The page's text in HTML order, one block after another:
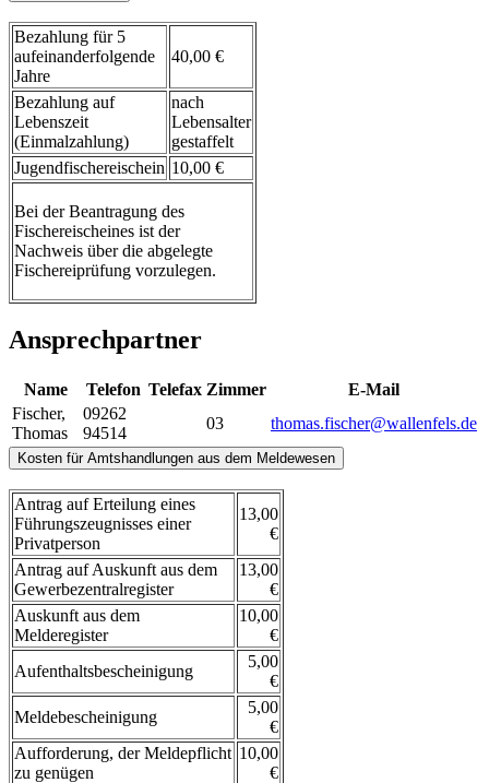
Bezahlung für 5
aufeinanderfolgende
Jahre
40,00 €
Bezahlung auf
Lebenszeit
(Einmalzahlung)
nach
Lebensalter
gestaffelt
Jugendfischereischein 10,00 €
Bei der Beantragung des
Fischereischeines ist der
Nachweis über die abgelegte
Fischereiprüfung vorzulegen.
Ansprechpartner
Name Telefon Telefax Zimmer
E-Mail
Fischer,
Thomas
09262
94514
03 thomas.fischer@wallenfels.de
Kosten für Amtshandlungen aus dem Meldewesen
Antrag auf Erteilung eines
Führungszeugnisses einer
Privatperson
13,00
€
Antrag auf Auskunft aus dem
Gewerbezentralregister
13,00
€
Auskunft aus dem
Melderegister
10,00
€
Aufenthaltsbescheinigung
5,00
€
Meldebescheinigung
5,00
€
Aufforderung, der Meldepflicht
zu genügen
10,00
€